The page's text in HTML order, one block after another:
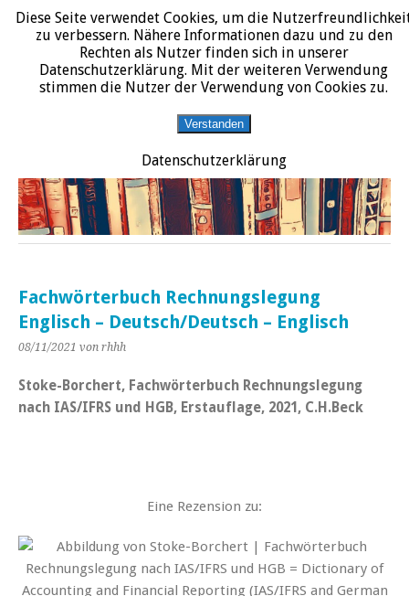
START DATENSCHUTZERKLÄRUNG IMPRESSUM ÜBER JURALIT
JURALIT
Rezensionen juristischer Literatur
Fachwörterbuch Rechnungslegung
Englisch – Deutsch/Deutsch – Englisch
08/11/2021 von rhhh
Stoke-Borchert, Fachwörterbuch Rechnungslegung
nach IAS/IFRS und HGB, Erstauflage, 2021, C.H.Beck
Eine Rezension zu:
Diese Seite verwendet Cookies, um die
zu verbessern. Nähere Informationen dazu und zu den
Rechten als Nutzer finden sich in unserer
Datenschutzerklärung. Mit der weiteren Verwendung
stimmen die Nutzer der Verwendung von Cookies zu.
Verstanden
Datenschutzerklärung